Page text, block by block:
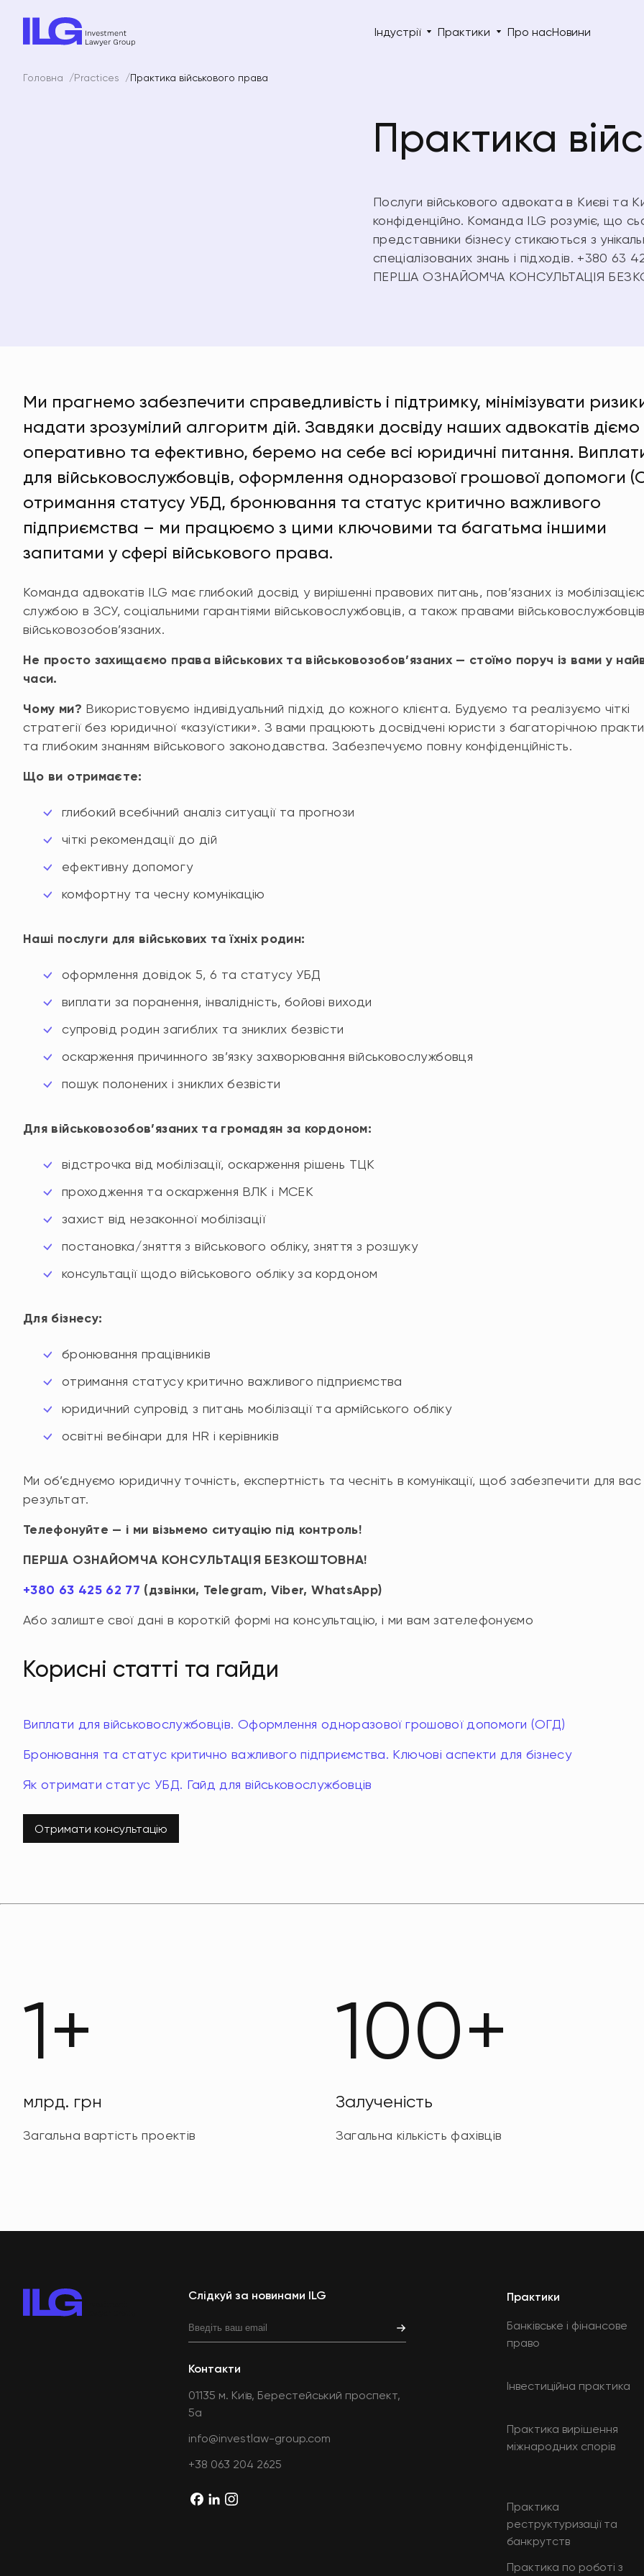
Індустрії Практики Про насНовини
Головна Practices Практика військового права
Практика
Послуги військового адвоката в Києві та
конфіденційно. Команда ILG розуміє, що
представники бізнесу стикаються з
спеціалізованих знань і підходів. +380
ПЕРША ОЗНАЙОМЧА КОНСУЛЬТАЦІЯ
Ми прагнемо забезпечити справедливість і підтримку, мінімізувати
надати зрозумілий алгоритм дій. Завдяки досвіду наших адвокатів діємо
оперативно та ефективно, беремо на себе всі юридичні питання.
для військовослужбовців, оформлення одноразової грошової допомоги
отримання статусу УБД, бронювання та статус критично важливого
підприємства – ми працюємо з цими ключовими та багатьма іншими
запитами у сфері військового права.
Команда адвокатів ILG має глибокий досвід у вирішенні правових питань, пов’язаних із
службою в ЗСУ, соціальними гарантіями військовослужбовців, а також правами
військовозобов’язаних.
Не просто захищаємо права військових та військовозобов’язаних — стоїмо поруч із вами у
часи.
Чому ми? Використовуємо індивідуальний підхід до кожного клієнта. Будуємо та реалізуємо чіткі
стратегії без юридичної «казуїстики». З вами працюють досвідчені юристи з багаторічною
та глибоким знанням військового законодавства. Забезпечуємо повну конфіденційність.
Що ви отримаєте:
глибокий всебічний аналіз ситуації та прогнози
чіткі рекомендації до дій
ефективну допомогу
комфортну та чесну комунікацію
Наші послуги для військових та їхніх родин:
оформлення довідок 5, 6 та статусу УБД
виплати за поранення, інвалідність, бойові виходи
супровід родин загиблих та зниклих безвісти
оскарження причинного зв’язку захворювання військовослужбовця
пошук полонених і зниклих безвісти
Для військовозобов’язаних та громадян за кордоном:
відстрочка від мобілізації, оскарження рішень ТЦК
проходження та оскарження ВЛК і МСЕК
захист від незаконної мобілізації
постановка/зняття з військового обліку, зняття з розшуку
консультації щодо військового обліку за кордоном
Для бізнесу:
бронювання працівників
отримання статусу критично важливого підприємства
юридичний супровід з питань мобілізації та армійського обліку
освітні вебінари для HR і керівників
Ми об’єднуємо юридичну точність, експертність та чесніть в комунікації, щоб забезпечити для вас
результат.
Телефонуйте — і ми візьмемо ситуацію під контроль!
ПЕРША ОЗНАЙОМЧА КОНСУЛЬТАЦІЯ БЕЗКОШТОВНА!
+380 63 425 62 77 (дзвінки, Telegram, Viber, WhatsApp)
Або залиште свої дані в короткій формі на консультацію, і ми вам зателефонуємо
Корисні статті та гайди
Виплати для військовослужбовців. Оформлення одноразової грошової допомоги (ОГД)
Бронювання та статус критично важливого підприємства. Ключові аспекти для бізнесу
Як отримати статус УБД. Гайд для військовослужбовців
Отримати консультацію
1+
млрд. грн
Загальна вартість проектів
100+
Залученість
Загальна кількість фахівців
Слідкуй за новинами ILG
Контакти
01135 м. Київ, Берестейський проспект,
5а
info@investlaw-group.com
+38 063 204 2625
Практики
Банківське і фінансове
право
Інвестиційна практика
Практика вирішення
міжнародних спорів
Практика
реструктуризації та
банкрутств
Практика по роботі з